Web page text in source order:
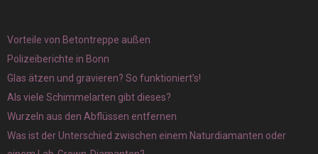
Vorteile von Betontreppe außen
Polizeiberichte in Bonn
Glas ätzen und gravieren? So funktioniert’s!
Als viele Schimmelarten gibt dieses?
Wurzeln aus den Abflüssen entfernen
Was ist der Unterschied zwischen einem Naturdiamanten oder